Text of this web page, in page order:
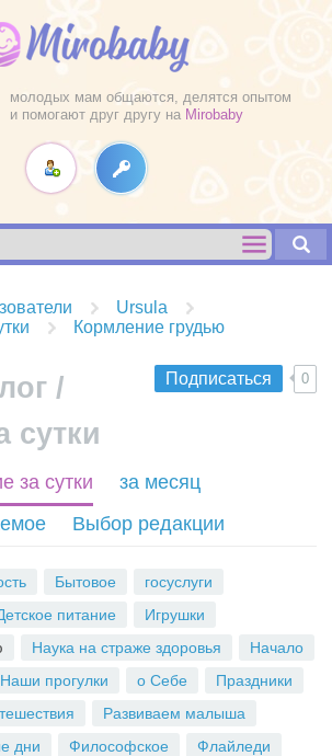
молодых мам общаются, делятся опытом
и помогают друг другу на Mirobaby
Ursula
Кормление грудью
Подписаться 0
/
сутки
S
S
за сутки
за месяц
Выбор редакции
Бытовое
госуслуги
питание
Игрушки
Наука на страже здоровья
Начало
Наши прогулки о Себе
Праздники
Развиваем малыша
дни
Философское Флайледи